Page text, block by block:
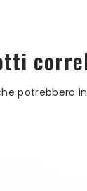
potrebbero